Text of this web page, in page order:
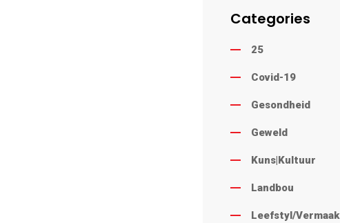
Categories
25
Covid-19
Gesondheid
Geweld
Kuns|Kultuur
Landbou
Leefstyl/Vermaak